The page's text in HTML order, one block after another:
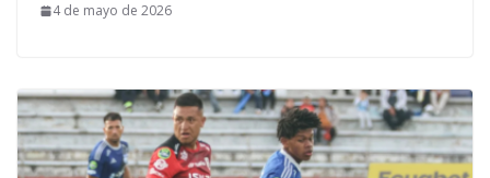
4 de mayo de 2026